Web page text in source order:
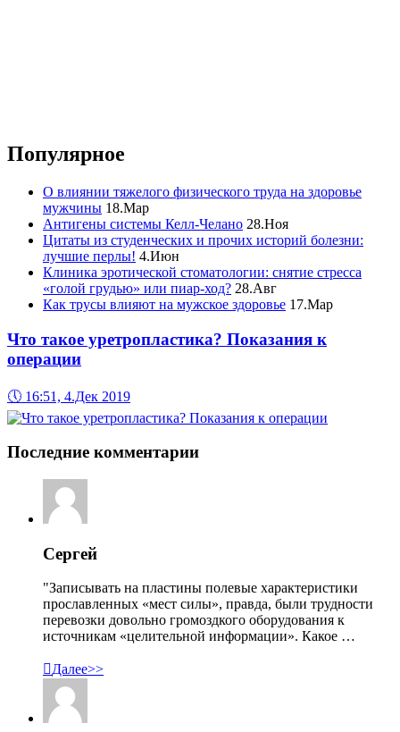
Популярное
О влиянии тяжелого физического труда на здоровье
мужчины 18.Мар
Антигены системы Келл-Челано 28.Ноя
Цитаты из студенческих и прочих историй болезни:
лучшие перлы! 4.Июн
Клиника эротической стоматологии: снятие стресса
«голой грудью» или пиар-ход? 28.Авг
Как трусы влияют на мужское здоровье 17.Мар
Что такое уретропластика? Показания к
операции
🕔 16:51, 4.Дек 2019
Последние комментарии
Сергей
"Записывать на пластины полевые характеристики
прославленных «мест силы», правда, были трудности
перевозки довольно громоздкого оборудования к
источникам «целительной информации». Какое …
Далее>>